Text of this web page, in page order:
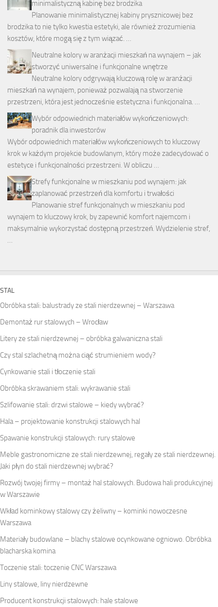
minimalistyczną kabinę bez brodzika
Planowanie minimalistycznej kabiny prysznicowej bez
brodzika to nie tylko kwestia estetyki, ale również zrozumienia
kosztów, które mogą się z tym wiązać. …
Neutralne kolory w aranżacji mieszkań na wynajem – jak
stworzyć uniwersalne i funkcjonalne wnętrze
Neutralne kolory odgrywają kluczową rolę w aranżacji
mieszkań na wynajem, ponieważ pozwalają na stworzenie
przestrzeni, która jest jednocześnie estetyczna i funkcjonalna. …
Wybór odpowiednich materiałów wykończeniowych:
poradnik dla inwestorów
Wybór odpowiednich materiałów wykończeniowych to kluczowy
krok w każdym projekcie budowlanym, który może zadecydować o
estetyce i funkcjonalności przestrzeni. W obliczu …
Strefy funkcjonalne w mieszkaniu pod wynajem: jak
zaplanować przestrzeń dla komfortu i trwałości
Planowanie stref funkcjonalnych w mieszkaniu pod
wynajem to kluczowy krok, by zapewnić komfort najemcom i
maksymalnie wykorzystać dostępną przestrzeń. Wydzielenie stref,
…
STAL
Obróbka stali: balustrady ze stali nierdzewnej – Warszawa
Demontaż rur stalowych – Wrocław
Litery ze stali nierdzewnej – obróbka galwaniczna stali
Czy stal szlachetną można ciąć strumieniem wody?
Cynkowanie stali i tłoczenie stali
Obróbka skrawaniem stali: wykrawanie stali
Szlifowanie stali: drzwi stalowe – kiedy wybrać?
Hala – projektowanie konstrukcji stalowych hal
Spawanie konstrukcji stalowych: rury stalowe
Meble gastronomiczne ze stali nierdzewnej, regały ze stali nierdzewnej.
Jaki płyn do stali nierdzewnej wybrać?
Rozwój twojej firmy – montaż hal stalowych. Budowa hali produkcyjnej
w Warszawie
Wkład kominkowy stalowy czy żeliwny – kominki nowoczesne
Warszawa
Materiały budowlane – blachy stalowe ocynkowane ogniowo. Obróbka
blacharska komina
Toczenie stali: toczenie CNC Warszawa
Liny stalowe, liny nierdzewne
Producent konstrukcji stalowych: hale stalowe